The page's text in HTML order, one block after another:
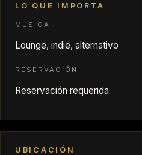
LO QUE IMPORTA
MÚSICA
Lounge, indie, alternativo
RESERVACIÓN
Reservación requerida
UBICACIÓN